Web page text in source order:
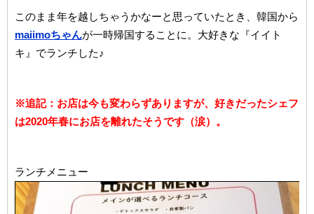
このまま年を越しちゃうかなーと思っていたとき、韓国から
maiimoちゃんが一時帰国することに。大好きな『イイト
キ』でランチした♪
※追記：お店は今も変わらずありますが、好きだったシェフ
は2020年春にお店を離れたそうです（涙）。
ランチメニュー